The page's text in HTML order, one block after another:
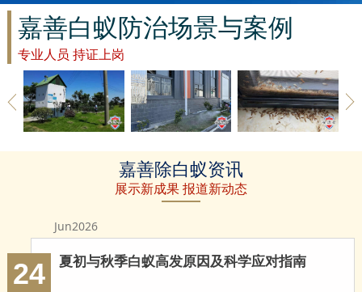
嘉善白蚁防治场景与案例
专业人员 持证上岗
嘉善草地除
嘉善建筑白
蚁防治
嘉善家具防
嘉善除白蚁资讯
展示新成果 报道新动态
Jun2026
24 夏初与秋季白蚁高发原因及科学应对指南